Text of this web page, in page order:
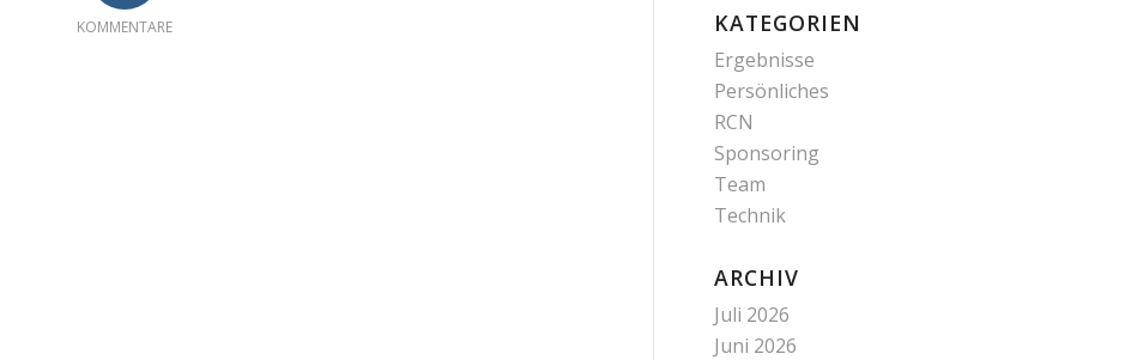
KOMMENTARE KATEGORIEN
Ergebnisse
Persönliches
RCN
Sponsoring
Team
Technik
ARCHIV
Juli 2026
Juni 2026